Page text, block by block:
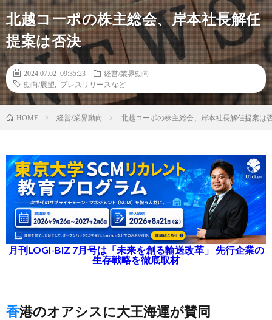
北越コーポの株主総会、岸本社長解任
提案は否決
2024.07.02 09:35:23
経営/業界動向
動向/展望
プレスリリースなど
HOME 経営/業界動向 北越コーポの株主総会、岸本社長解任提案は
月刊LOGI-BIZ 7月号は「未来を創る輸送改革」 先行企業の
生存戦略を徹底取材
香港のオアシスに大王海運が賛同